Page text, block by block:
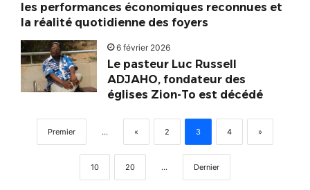
les performances économiques reconnues et
la réalité quotidienne des foyers
6 février 2026
Le pasteur Luc Russell
ADJAHO, fondateur des
églises Zion-To est décédé
Premier ... « 2 3 4 »
10 20 ... Dernier